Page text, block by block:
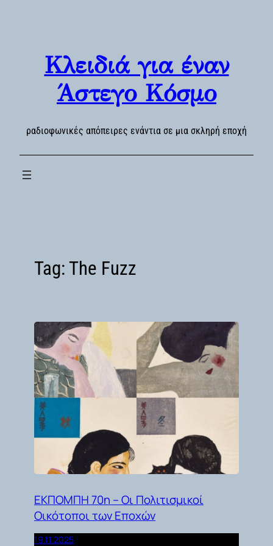
Κλειδιά για έναν
Άστεγο Κόσμο
ραδιοφωνικές απόπειρες ενάντια σε μια σκληρή εποχή
Tag: The Fuzz
ΕΚΠΟΜΠΗ 70η – Οι Πολιτισμικοί
Οικότοποι των Εποχών
19.11.2025